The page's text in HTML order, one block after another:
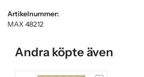
Artikelnummer:
MAX 48212
Andra köpte även